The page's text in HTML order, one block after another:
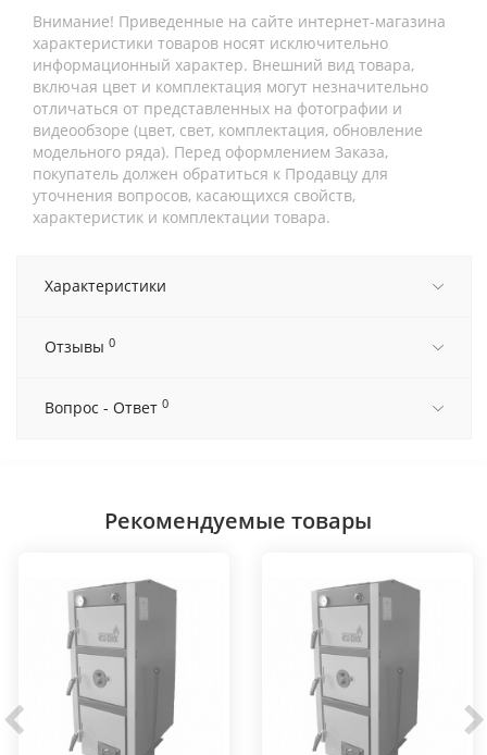
Внимание! Приведенные на сайте интернет-магазина
характеристики товаров носят исключительно
информационный характер. Внешний вид товара,
включая цвет и комплектация могут незначительно
отличаться от представленных на фотографии и
видеообзоре (цвет, свет, комплектация, обновление
модельного ряда). Перед оформлением Заказа,
покупатель должен обратиться к Продавцу для
уточнения вопросов, касающихся свойств,
характеристик и комплектации товара.
Характеристики
Отзывы 0
Вопрос - Ответ 0
Рекомендуемые товары